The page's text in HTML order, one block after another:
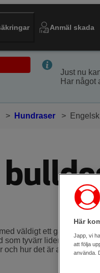
Anmäl skada
Just nu
Har något
Hundraser
väldigt ett gammalt
som tyvärr lider av en
hur det är att vara
Här
Japp, vi
att följa
använda.